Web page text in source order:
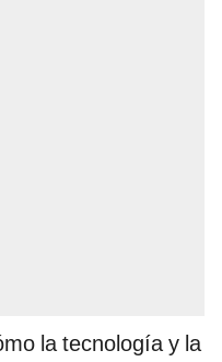
la tecnología y la